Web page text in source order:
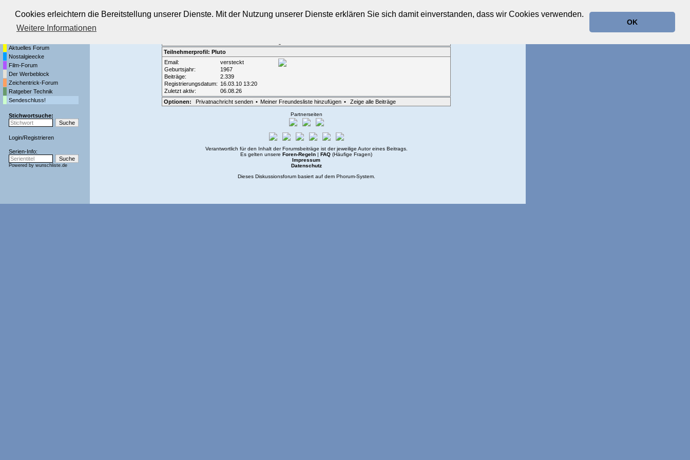
Cookies erleichtern die Bereitstellung unserer Dienste. Mit der Nutzung unserer Dienste erklären Sie sich damit einverstanden, dass wir Cookies verwenden.
Weitere Informationen
OK
Die Fernseh-Diskussionsforen von
Aktuelles Forum
Nostalgieecke
Film-Forum
Der Werbeblock
Zeichentrick-Forum
Ratgeber Technik
Sendeschluss!
Stichwortsuche:
Login/Registrieren
Serien-Info:
Powered by wunschliste.de
Teilnehmerprofil: Pluto
Email:
versteckt
Geburtsjahr:
1967
Beiträge:
2.339
Registrierungsdatum: 16.03.10 13:20
Zuletzt aktiv:
06.08.26
Optionen:
Privatnachricht senden • Meiner Freundesliste hinzufügen • Zeige alle Beiträge
Partnerseiten
Verantwortlich für den Inhalt der Forumsbeiträge ist der jeweilige Autor eines Beitrags.
Es gelten unsere Foren-Regeln FAQ (Häufige Fragen)
Impressum
Datenschutz
Dieses Diskussionsforum basiert auf dem Phorum-System.